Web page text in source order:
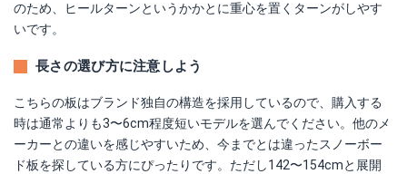
のため、ヒールターンというかかとに重心を置くターンがしやす
いです。
長さの選び方に注意しよう
こちらの板はブランド独自の構造を採用しているので、購入する
時は通常よりも3〜6cm程度短いモデルを選んでください。他のメ
ーカーとの違いを感じやすいため、今までとは違ったスノーボー
ド板を探している方にぴったりです。ただし142〜154cmと展開